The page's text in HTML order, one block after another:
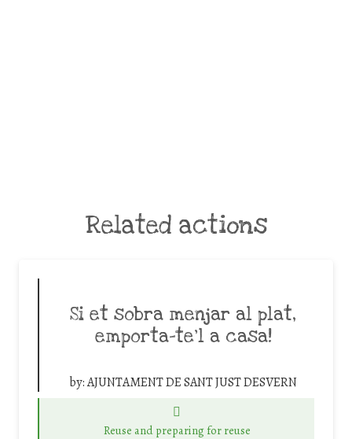
Related actions
Si et sobra menjar al plat,
emporta-te’l a casa!
by:AJUNTAMENT DE SANT JUST DESVERN
Reuse and preparing for reuse